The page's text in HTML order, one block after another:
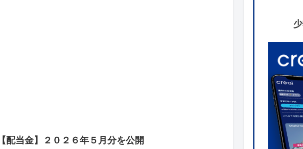
配当金】２０２６年５月分を公開